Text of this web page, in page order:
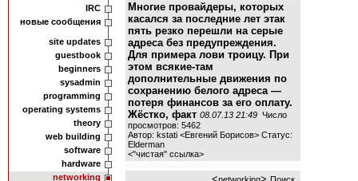
IRC
новые сообщения
site updates
guestbook
beginners
sysadmin
programming
operating systems
theory
web building
software
hardware
networking
Многие провайдеры, которых
касался за последние лет этак
пять резко перешли на серые
адреса без предупреждения.
Для примера лови троицу. При
этом всякие-там
дополнительные движения по
сохранению белого адреса —
потеря финансов за его оплату.
Жёстко, факт 08.07.13 21:49 Число
просмотров: 5462
Автор: kstati <Евгений Борисов> Статус:
Elderman
<"чистая" ссылка>